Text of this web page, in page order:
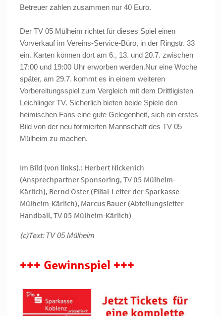
Betreuer zahlen zusammen nur 40 Euro.
Der TV 05 Mülheim richtet für dieses Spiel einen
Vorverkauf im Vereins-Service-Büro, in der Ringstr. 33
ein. Karten können dort am 6., 13. und 20.7. zwischen
17:00 und 19:00 Uhr erworben werden.Nur eine Woche
später, am 29.7. kommt es in einem weiteren
Vorbereitungsspiel zum Vergleich mit dem Drittligisten
Leichlinger TV. Sicherlich bieten beide Spiele den
heimischen Fans eine gute Gelegenheit, sich ein erstes
Bild von der neu formierten Mannschaft des TV 05
Mülheim zu machen.
Im Bild (von links).: Herbert Nickenich
(Ansprechpartner Sponsoring, TV 05 Mülheim-
Kärlich), Bernd Oster (Filial-Leiter der Sparkasse
Mülheim-Kärlich), Marcus Bauer (Abteilungsleiter
Handball, TV 05 Mülheim-Kärlich)
(c)Text:TV 05 Mülheim
+++ Gewinnspiel +++